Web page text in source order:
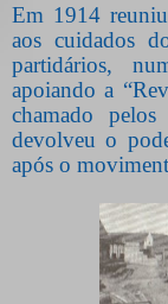
Em 1914
aos cuidados
partidários,
apoiando a
chamado
devolveu o
após o